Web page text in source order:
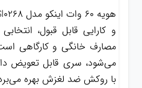
و کارایی قابل قبول،
مصارف خانگی و کارگاهی
می‌شود، سری قابل تعویض
با روکش ضد لغزش بهره